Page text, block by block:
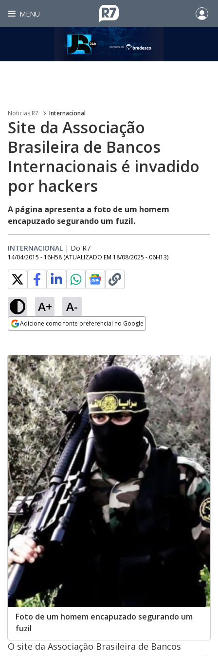
MENU
Noticias R7 Internacional
Site da Associação
Brasileira de Bancos
Internacionais é invadido
por hackers
A página apresenta a foto de um homem
encapuzado segurando um fuzil.
INTERNACIONAL | Do R7
14/04/2015 - 16H58 (ATUALIZADO EM 18/08/2025 - 06H13)
A+ A-
Adicione como fonte preferencial no Google
Foto de um homem encapuzado segurando um
fuzil
O site da Associação Brasileira de Bancos